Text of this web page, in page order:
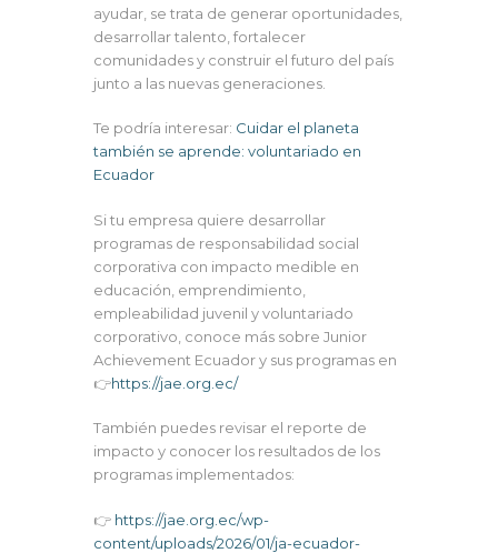
ayudar, se trata de generar oportunidades,
desarrollar talento, fortalecer
comunidades y construir el futuro del país
junto a las nuevas generaciones.
Te podría interesar: Cuidar el planeta
también se aprende: voluntariado en
Ecuador
Si tu empresa quiere desarrollar
programas de responsabilidad social
corporativa con impacto medible en
educación, emprendimiento,
empleabilidad juvenil y voluntariado
corporativo, conoce más sobre Junior
Achievement Ecuador y sus programas en
👉https://jae.org.ec/
También puedes revisar el reporte de
impacto y conocer los resultados de los
programas implementados:
👉 https://jae.org.ec/wp-
content/uploads/2026/01/ja-ecuador-